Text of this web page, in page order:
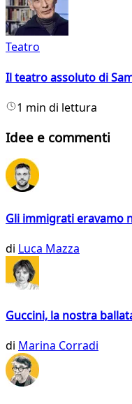
Teatro
Il teatro assoluto di
1 min di lettura
Idee e commenti
Gli immigrati eravamo
di Luca Mazza
Guccini, la nostra
di Marina Corradi